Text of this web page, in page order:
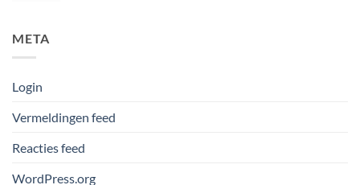
META
Login
Vermeldingen feed
Reacties feed
WordPress.org